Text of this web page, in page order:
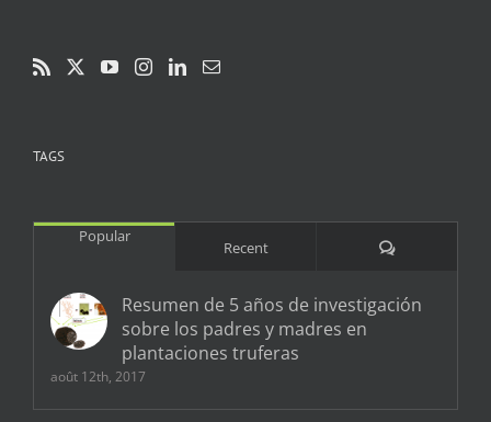
TAGS
Popular
Recent Comments
Resumen de 5 años de investigación
sobre los padres y madres en
plantaciones truferas
août 12th, 2017